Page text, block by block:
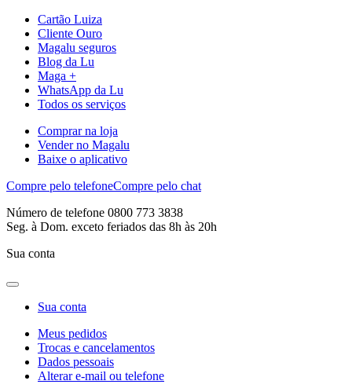
Cartão Luiza
Cliente Ouro
Magalu seguros
Blog da Lu
Maga +
WhatsApp da Lu
Todos os serviços
Comprar na loja
Vender no Magalu
Baixe o aplicativo
Compre pelo telefoneCompre pelo chat
Número de telefone 0800 773 3838
Seg. à Dom. exceto feriados das 8h às 20h
Sua conta
Sua conta
Meus pedidos
Trocas e cancelamentos
Dados pessoais
Alterar e-mail ou telefone